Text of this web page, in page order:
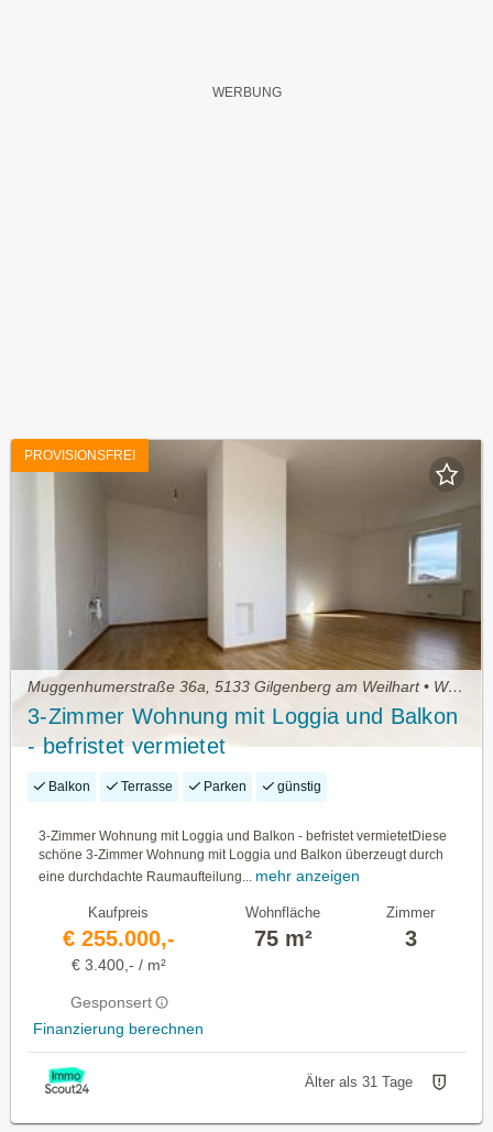
PROVISIONSFREI
Muggenhumerstraße 36a, 5133 Gilgenberg am Weilhart • Wohnung kaufen
3-Zimmer Wohnung mit Loggia und Balkon
- befristet vermietet
Balkon Terrasse Parken günstig
3-Zimmer Wohnung mit Loggia und Balkon - befristet vermietetDiese
schöne 3-Zimmer Wohnung mit Loggia und Balkon überzeugt durch
eine durchdachte Raumaufteilung... mehr anzeigen
Kaufpreis
€ 255.000,-
€ 3.400,- / m²
Gesponsert
Finanzierung berechnen
Wohnfläche
75 m²
Zimmer
3
Älter als 31 Tage